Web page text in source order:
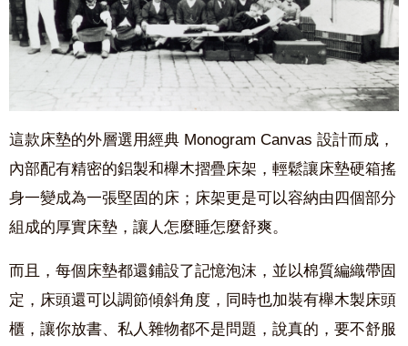
這款床墊的外層選用經典 Monogram Canvas 設計而成，
內部配有精密的鋁製和櫸木摺疊床架，輕鬆讓床墊硬箱搖
身一變成為一張堅固的床；床架更是可以容納由四個部分
組成的厚實床墊，讓人怎麼睡怎麼舒爽。
而且，每個床墊都還鋪設了記憶泡沫，並以棉質編織帶固
定，床頭還可以調節傾斜角度，同時也加裝有櫸木製床頭
櫃，讓你放書、私人雜物都不是問題，說真的，要不舒服